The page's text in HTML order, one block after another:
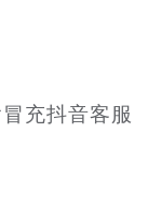
充抖音客服